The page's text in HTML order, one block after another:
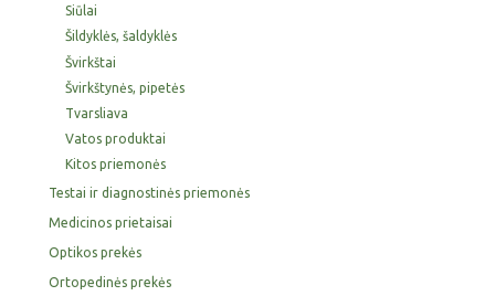
Siūlai
Šildyklės, šaldyklės
Švirkštai
Švirkštynės, pipetės
Tvarsliava
Vatos produktai
Kitos priemonės
Testai ir diagnostinės priemonės
Medicinos prietaisai
Optikos prekės
Ortopedinės prekės